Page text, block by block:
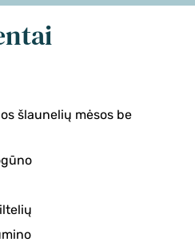
šlaunelių mėsos be